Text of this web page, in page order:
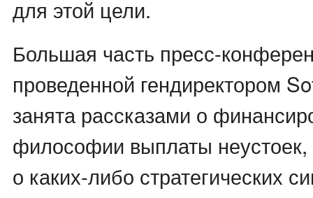
для этой цели.
Большая часть пресс-
проведенной гендиректором
занята рассказами о
философии выплаты
о каких-либо стратегических